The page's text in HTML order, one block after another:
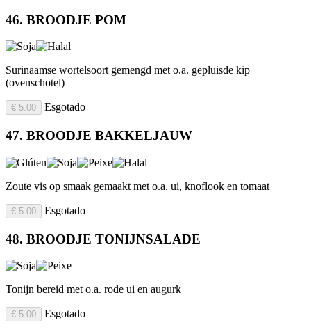
46. BROODJE POM
Surinaamse wortelsoort gemengd met o.a. gepluisde kip
(ovenschotel)
€ 5.00 Esgotado
47. BROODJE BAKKELJAUW
Zoute vis op smaak gemaakt met o.a. ui, knoflook en tomaat
€ 5.00 Esgotado
48. BROODJE TONIJNSALADE
Tonijn bereid met o.a. rode ui en augurk
€ 5.00 Esgotado